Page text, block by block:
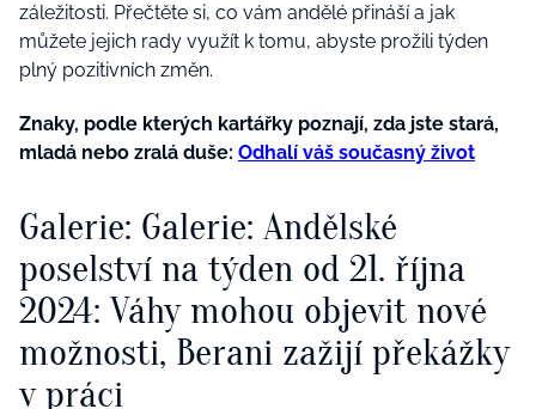
záležitosti. Přečtěte si, co vám andělé přináší a jak
můžete jejich rady využít k tomu, abyste prožili týden
plný pozitivních změn.
Znaky, podle kterých kartářky poznají, zda jste stará,
mladá nebo zralá duše: Odhalí váš současný život
Galerie: Galerie: Andělské
poselství na týden od 21. října
2024: Váhy mohou objevit nové
možnosti, Berani zažijí překážky
v práci